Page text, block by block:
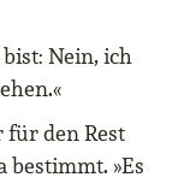
Nein, ich
für den Rest
bestimmt. »Es